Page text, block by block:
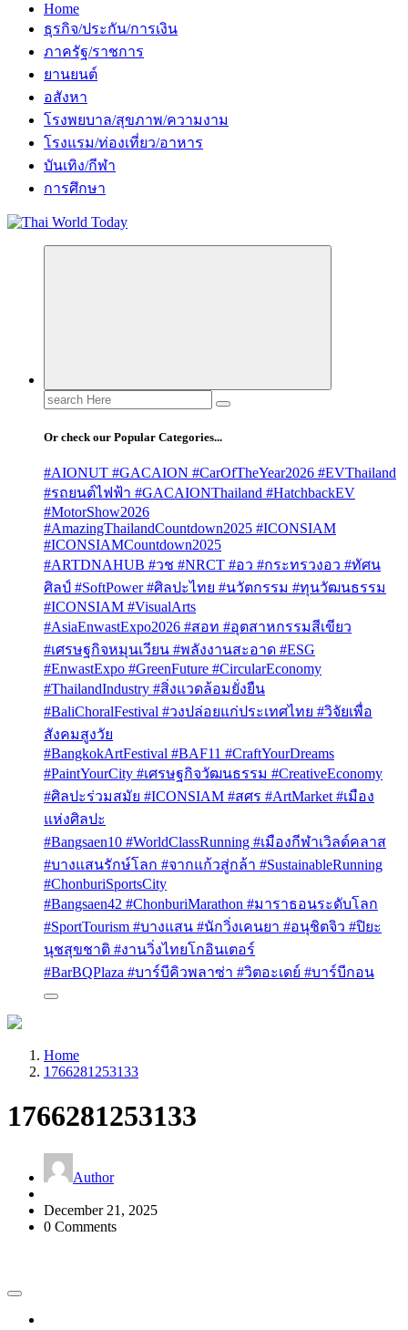
Home
ธุรกิจ/ประกัน/การเงิน
ภาครัฐ/ราชการ
ยานยนต์
อสังหา
โรงพยบาล/สุขภาพ/ความงาม
โรงแรม/ท่องเที่ยว/อาหาร
บันเทิง/กีฬา
การศึกษา
Search
for:
Or check our Popular Categories...
#AIONUT #GACAION #CarOfTheYear2026 #EVThailand
#รถยนต์ไฟฟ้า #GACAIONThailand #HatchbackEV
#MotorShow2026
#AmazingThailandCountdown2025 #ICONSIAM
#ICONSIAMCountdown2025
#ARTDNAHUB #วช #NRCT #อว #กระทรวงอว #ทัศน
ศิลป์ #SoftPower #ศิลปะไทย #นวัตกรรม #ทุนวัฒนธรรม
#ICONSIAM #VisualArts
#AsiaEnwastExpo2026 #สอท #อุตสาหกรรมสีเขียว
#เศรษฐกิจหมุนเวียน #พลังงานสะอาด #ESG
#EnwastExpo #GreenFuture #CircularEconomy
#ThailandIndustry #สิ่งแวดล้อมยั่งยืน
#BaliChoralFestival #วงปล่อยแก่ประเทศไทย #วิจัยเพื่อ
สังคมสูงวัย
#BangkokArtFestival #BAF11 #CraftYourDreams
#PaintYourCity #เศรษฐกิจวัฒนธรรม #CreativeEconomy
#ศิลปะร่วมสมัย #ICONSIAM #สศร #ArtMarket #เมือง
แห่งศิลปะ
#Bangsaen10 #WorldClassRunning #เมืองกีฬาเวิลด์คลาส
#บางแสนรักษ์โลก #จากแก้วสู่กล้า #SustainableRunning
#ChonburiSportsCity
#Bangsaen42 #ChonburiMarathon #มาราธอนระดับโลก
#SportTourism #บางแสน #นักวิ่งเคนยา #อนุชิตจิว #ปิยะ
นุชสุขชาติ #งานวิ่งไทยโกอินเตอร์
#BarBQPlaza #บาร์บีคิวพลาซ่า #วิตอะเดย์ #บาร์บีกอน
Home
1766281253133
1766281253133
Author
December 21, 2025
0 Comments